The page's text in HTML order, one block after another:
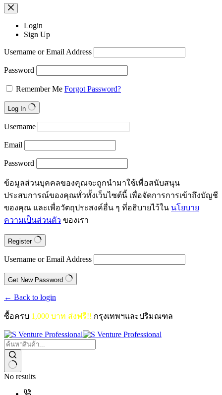
Login
Sign Up
Username or Email Address
Password
Remember Me Forgot Password?
Log In
Username
Email
Password
ข้อมูลส่วนบุคคลของคุณจะถูกนำมาใช้เพื่อสนับสนุน
ประสบการณ์ของคุณทั่วทั้งเว็บไซต์นี้ เพื่อจัดการการเข้าถึงบัญชี
ของคุณ และเพื่อวัตถุประสงค์อื่น ๆ ที่อธิบายไว้ใน นโยบาย
ความเป็นส่วนตัว ของเรา
Register
Username or Email Address
Get New Password
← Back to login
ซื้อครบ 1,000 บาท ส่งฟรี!! กรุงเทพฯและปริมณฑล
No results